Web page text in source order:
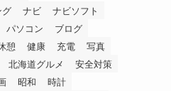
グ
ナビ
ナビソフト
パソコン
ブログ
憩 健康 充電
写真
北海道グルメ
安全対策
昭和
時計